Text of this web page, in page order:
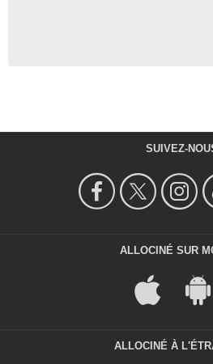
SUIVEZ-
ALLOCINÉ SUR
ALLOCINÉ À